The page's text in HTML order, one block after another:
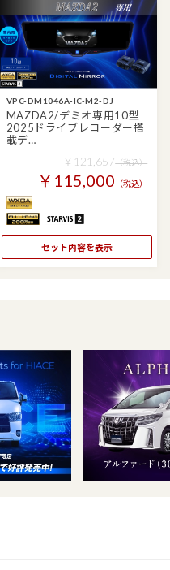
VPC-DM1046A-IC-M2-DJ
MAZDA2/デミオ専用10型
2025ドライブレコーダー搭
載デ…
￥121,657（税込）
￥115,000 （税込）
セット内容を表示